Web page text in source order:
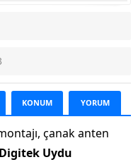
KONUM YORUM
çanak anten
Digitek Uydu